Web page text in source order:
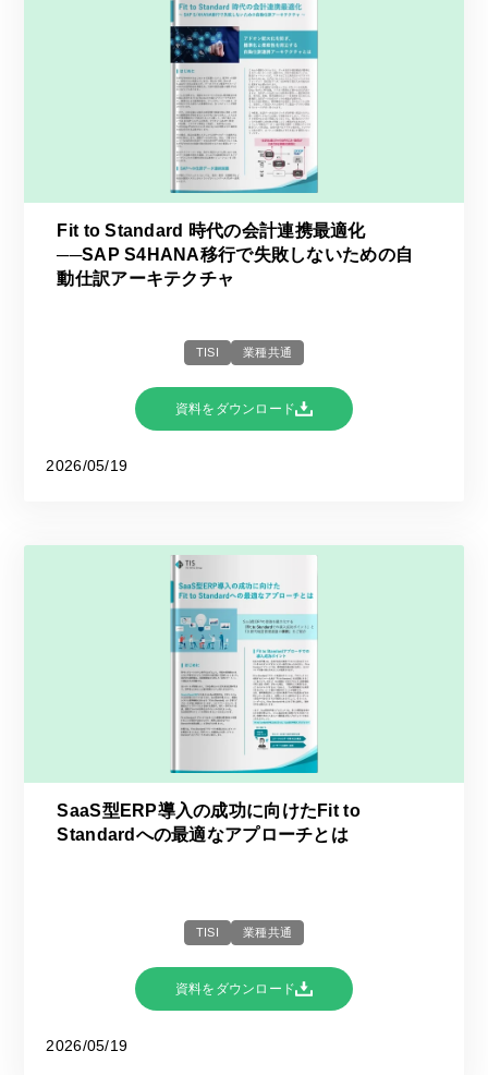
Fit to Standard 時代の会計連携最適化
──SAP S4HANA移行で失敗しないための自
動仕訳アーキテクチャ
TISI 業種共通
資料をダウンロード
2026/05/19
SaaS型ERP導入の成功に向けたFit to
Standardへの最適なアプローチとは
TISI 業種共通
資料をダウンロード
2026/05/19